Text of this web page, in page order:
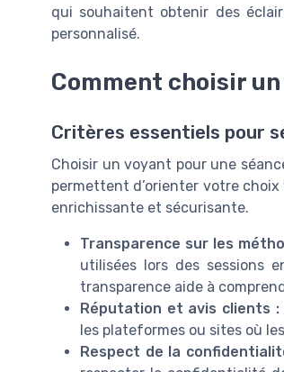
qui souhaitent obtenir des
personnalisé.
Comment choisir
Critères essentiels pour
Choisir un voyant pour une
permettent d’orienter votre
enrichissante et sécurisante.
Transparence sur les
utilisées lors des sessions
transparence aide à
Réputation et avis clients :
les plateformes ou sites où
Respect de la